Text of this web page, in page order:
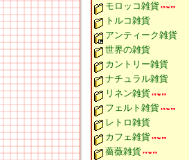
モロッコ雑貨
トルコ雑貨
アンティーク雑貨
世界の雑貨
カントリー雑貨
ナチュラル雑貨
リネン雑貨
フェルト雑貨
レトロ雑貨
カフェ雑貨
薔薇雑貨